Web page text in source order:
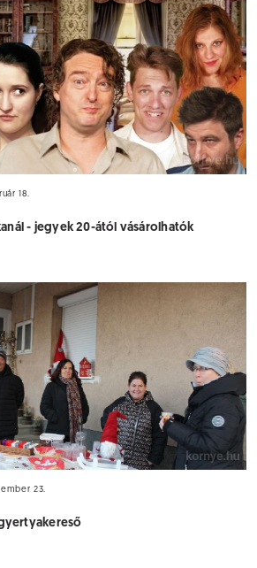
18.
- jegyek 20-ától vásárolhatók
23.